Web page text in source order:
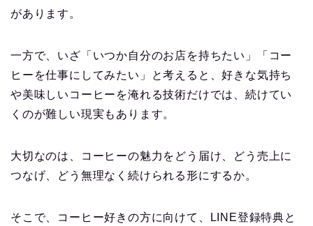
があります。
一方で、いざ「いつか自分のお店を持ちたい」「コー
ヒーを仕事にしてみたい」と考えると、好きな気持ち
や美味しいコーヒーを淹れる技術だけでは、続けてい
くのが難しい現実もあります。
大切なのは、コーヒーの魅力をどう届け、どう売上に
つなげ、どう無理なく続けられる形にするか。
そこで、コーヒー好きの方に向けて、LINE登録特典と